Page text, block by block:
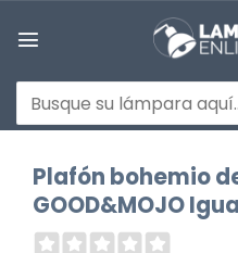
Buscar
por:
Plafón bohemio
GOOD&MOJO